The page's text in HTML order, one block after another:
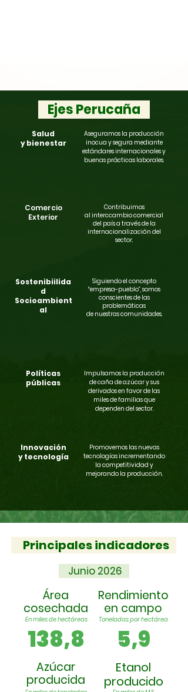
Ejes Perucaña
Salud
y bienestar
Aseguramos la producción
inocua y segura mediante
estándares internacionales y
buenas prácticas laborales.
Comercio
Exterior
Contribuimos
al interccambio comercial
del paísa través de la
internacionalización del
sector.
Sostenibiilida
d
Socioambient
al
Siguiendo el concepto
“empresa-pueblo”, somos
conscientes de las
problemáticas
de nuestras comunidades.
Políticas
públicas
Impulsamos la producción
de caña de azúcar y sus
derivados en favor de las
miles de familias que
dependen del sector.
Innovación
y tecnología​
Promovemos las nuevas
tecnologías incrementando
la competitividad y
mejorando la producción.
Principales indicadores
Junio 2026
Área
cosechada
Rendimiento
en campo
En miles de hectáreas Toneladas por hectárea
138,8 5,9
Azúcar
producida
Etanol
producido